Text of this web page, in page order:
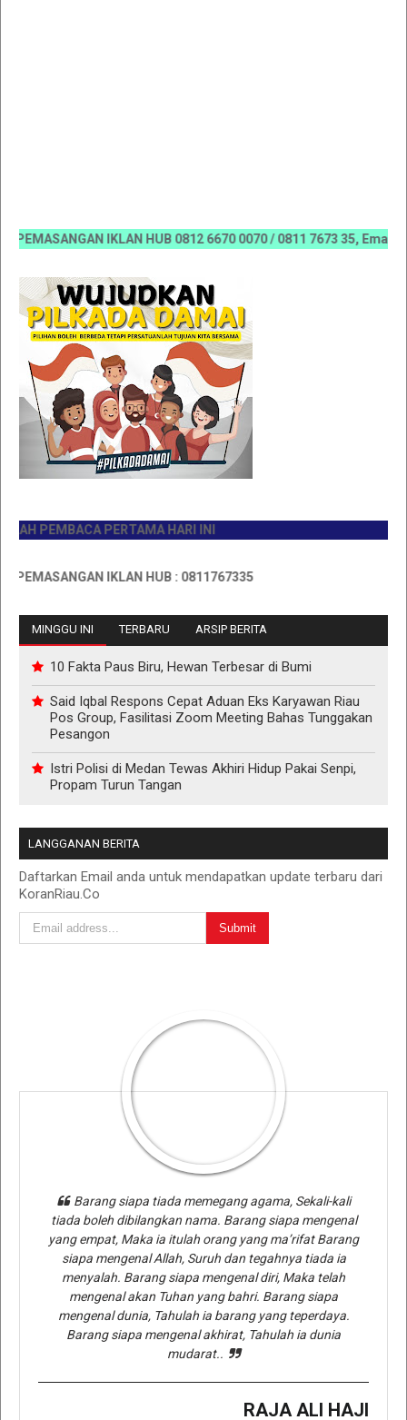
IKLAN HUB 0812 6670 0070 / 0811 7673 35,
PEMBACA PERTAMA HARI INI
IKLAN HUB : 0811767335
MINGGU INI TERBARU ARSIP BERITA
10 Fakta Paus Biru, Hewan Terbesar di Bumi
Said Iqbal Respons Cepat Aduan Eks Karyawan Riau
Pos Group, Fasilitasi Zoom Meeting Bahas Tunggakan
Pesangon
Istri Polisi di Medan Tewas Akhiri Hidup Pakai Senpi,
Propam Turun Tangan
LANGGANAN BERITA
Daftarkan Email anda untuk mendapatkan update terbaru dari
KoranRiau.Co
Barang siapa tiada memegang agama, Sekali-kali
tiada boleh dibilangkan nama. Barang siapa mengenal
yang empat, Maka ia itulah orang yang ma’rifat Barang
siapa mengenal Allah, Suruh dan tegahnya tiada ia
menyalah. Barang siapa mengenal diri, Maka telah
mengenal akan Tuhan yang bahri. Barang siapa
mengenal dunia, Tahulah ia barang yang teperdaya.
Barang siapa mengenal akhirat, Tahulah ia dunia
mudarat..
RAJA ALI HAJI